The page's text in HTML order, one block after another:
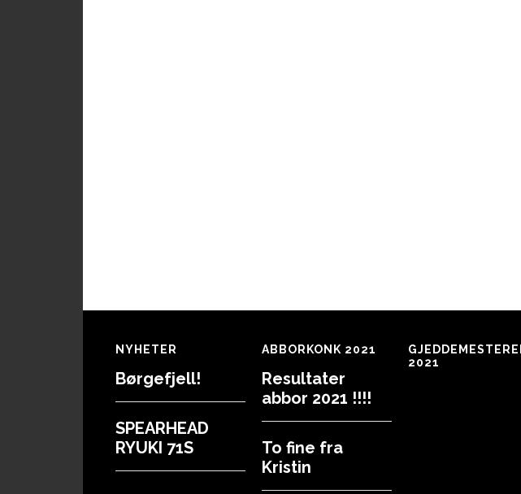
Footer
NYHETER
Børgefjell!
SPEARHEAD
RYUKI 71S
ABBORKONK 2021
Resultater
abbor 2021 !!!!
To fine fra
Kristin
2021